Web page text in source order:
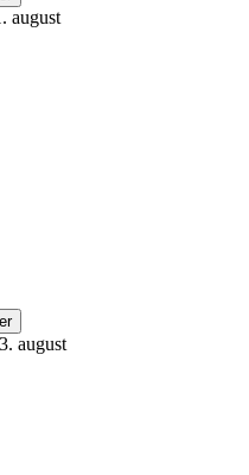
august
august